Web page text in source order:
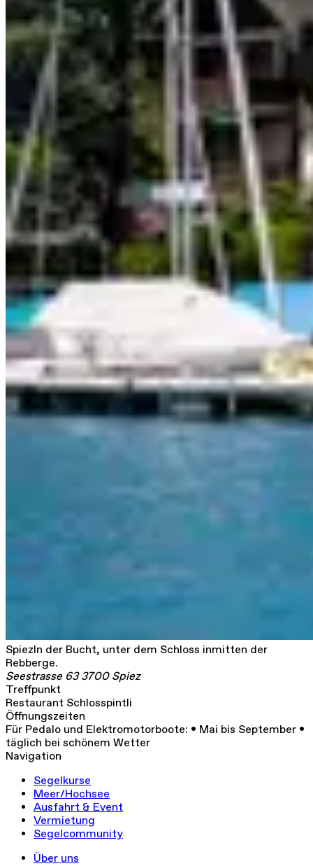
SpiezIn der Bucht, unter dem Schloss inmitten der
Rebberge.
Seestrasse 63 3700 Spiez
Treffpunkt
Restaurant Schlosspintli
Öffnungszeiten
Für Pedalo und Elektromotorboote: • Mai bis September •
täglich bei schönem Wetter
Navigation
Segelkurse
Meer/Hochsee
Ausfahrt & Event
Vermietung
Segelcommunity
Über uns